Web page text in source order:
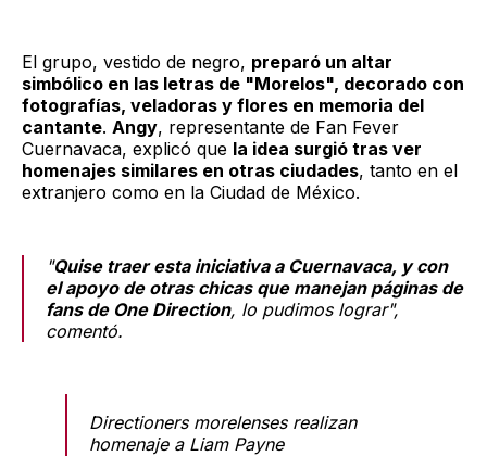
El grupo, vestido de negro, preparó un altar
simbólico en las letras de "Morelos", decorado con
fotografías, veladoras y flores en memoria del
cantante. Angy, representante de Fan Fever
Cuernavaca, explicó que la idea surgió tras ver
homenajes similares en otras ciudades, tanto en el
extranjero como en la Ciudad de México.
"Quise traer esta iniciativa a Cuernavaca, y con
el apoyo de otras chicas que manejan páginas de
fans de One Direction, lo pudimos lograr",
comentó.
Directioners morelenses realizan
homenaje a Liam Payne